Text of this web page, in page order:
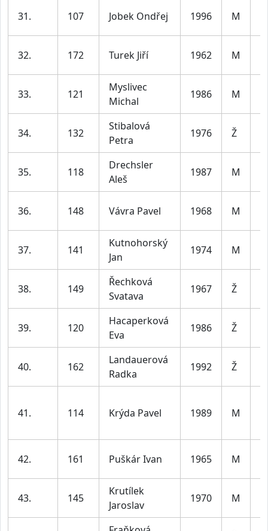
31. 107 Jobek Ondřej 1996 M
32. 172 Turek Jiří 1962 M
33. 121
Myslivec
Michal
1986 M
34. 132
Stibalová
Petra
1976 Ž
35. 118
Drechsler
Aleš
1987 M
36. 148 Vávra Pavel 1968 M
37. 141
Kutnohorský
Jan
1974 M
38. 149
Řechková
Svatava
1967 Ž
39. 120
Hacaperková
Eva
1986 Ž
40. 162
Landauerová
Radka
1992 Ž
41. 114 Krýda Pavel 1989 M
42. 161 Puškár Ivan 1965 M
43. 145
Krutílek
Jaroslav
1970 M